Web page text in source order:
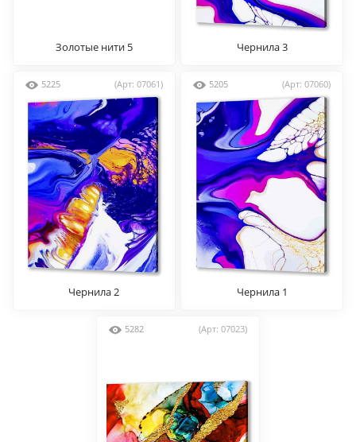
Золотые нити 5 Чернила 3
5225 (Арт: 07061)
Чернила 2
5205 (Арт: 07060)
Чернила 1
5282 (Арт: 07023)